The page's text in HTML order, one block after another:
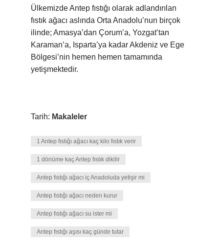
Ülkemizde Antep fıstığı olarak adlandırılan
fıstık ağacı aslında Orta Anadolu’nun birçok
ilinde; Amasya’dan Çorum’a, Yozgat’tan
Karaman’a, Isparta’ya kadar Akdeniz ve Ege
Bölgesi’nin hemen hemen tamamında
yetişmektedir.
Tarih: Makaleler
1 Antep fıstığı ağacı kaç kilo fıstık verir
1 dönüme kaç Antep fıstık dikilir
Antep fıstığı ağacı iç Anadoluda yetişir mi
Antep fıstığı ağacı neden kurur
Antep fıstığı ağacı su ister mi
Antep fıstığı aşısı kaç günde tutar